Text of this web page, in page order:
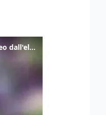
Frana lambisce le case di Auronzo, il video dall'elicottero dei vigili del fuoco